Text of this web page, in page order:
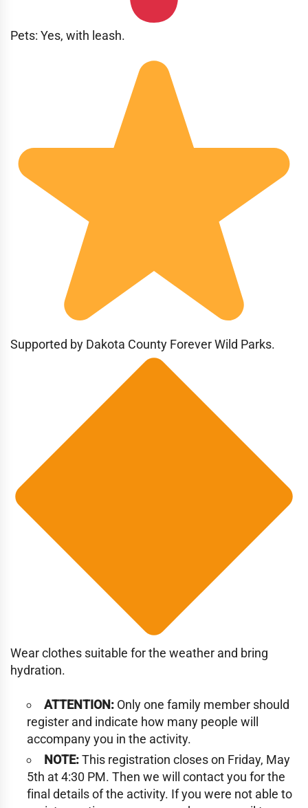
Pets: Yes, with leash.
Supported by Dakota County Forever Wild Parks.
Wear clothes suitable for the weather and bring
hydration.
ATTENTION: Only one family member should
register and indicate how many people will
accompany you in the activity.
NOTE:This registration closes on Friday, May
5th at 4:30 PM. Then we will contact you for the
final details of the activity. If you were not able to